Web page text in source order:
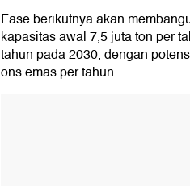
Fase berikutnya akan
kapasitas awal 7,5 juta ton per
tahun pada 2030, dengan
ons emas per tahun.